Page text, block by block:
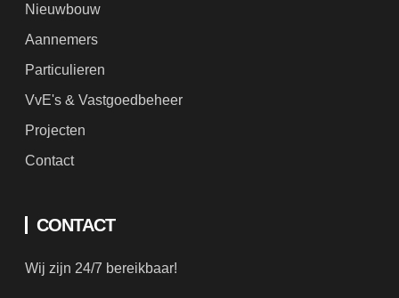
Nieuwbouw
Aannemers
Particulieren
VvE's & Vastgoedbeheer
Projecten
Contact
CONTACT
Wij zijn 24/7 bereikbaar!